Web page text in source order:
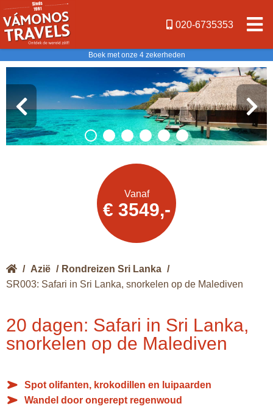
020-6735353
Boek met onze 4 zekerheden
Offerte
aanvragen
/ Azië / Rondreizen Sri Lanka /
SR003: Safari in Sri Lanka, snorkelen op de Malediven
20 dagen: Safari in Sri Lanka,
snorkelen op de Malediven
Spot olifanten, krokodillen en luipaarden
Wandel door ongerept regenwoud